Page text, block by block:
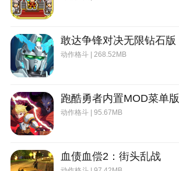
敢达争锋对决无限钻石版
动作格斗 | 268.52MB
跑酷勇者内置MOD菜单版
动作格斗 | 95.67MB
血债血偿2：街头乱战